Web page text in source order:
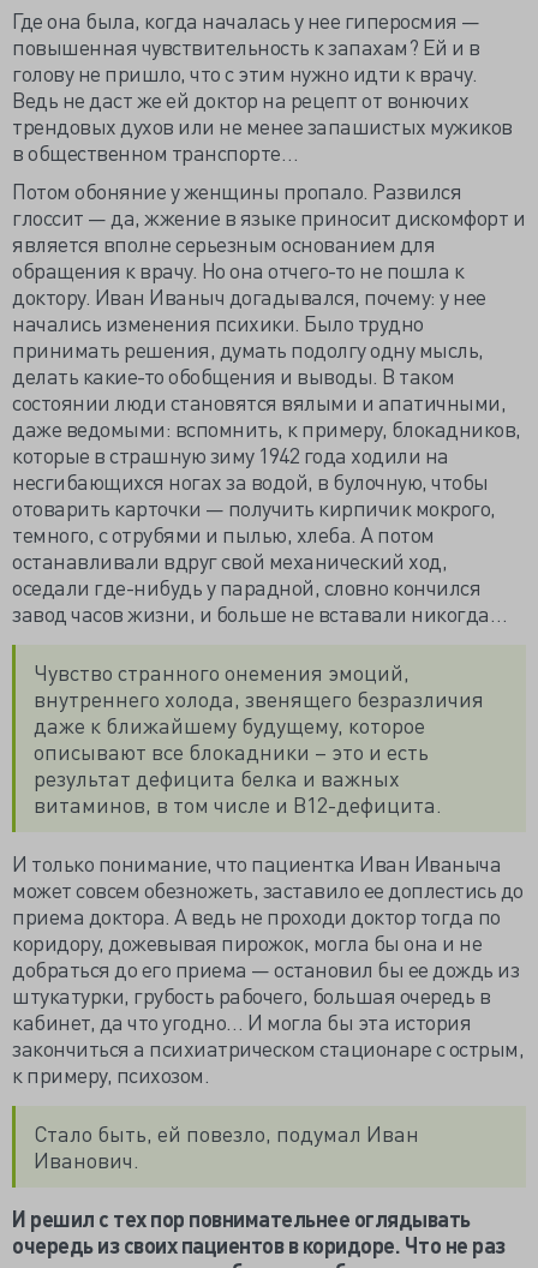
Где она была, когда началась у нее гиперосмия —
повышенная чувствительность к запахам? Ей и в
голову не пришло, что с этим нужно идти к врачу.
Ведь не даст же ей доктор на рецепт от вонючих
трендовых духов или не менее запашистых мужиков
в общественном транспорте…
Потом обоняние у женщины пропало. Развился
глоссит — да, жжение в языке приносит дискомфорт и
является вполне серьезным основанием для
обращения к врачу. Но она отчего-то не пошла к
доктору. Иван Иваныч догадывался, почему: у нее
начались изменения психики. Было трудно
принимать решения, думать подолгу одну мысль,
делать какие-то обобщения и выводы. В таком
состоянии люди становятся вялыми и апатичными,
даже ведомыми: вспомнить, к примеру, блокадников,
которые в страшную зиму 1942 года ходили на
несгибающихся ногах за водой, в булочную, чтобы
отоварить карточки — получить кирпичик мокрого,
темного, с отрубями и пылью, хлеба. А потом
останавливали вдруг свой механический ход,
оседали где-нибудь у парадной, словно кончился
завод часов жизни, и больше не вставали никогда…
Чувство странного онемения эмоций,
внутреннего холода, звенящего безразличия
даже к ближайшему будущему, которое
описывают все блокадники – это и есть
результат дефицита белка и важных
витаминов, в том числе и В12-дефицита.
И только понимание, что пациентка Иван Иваныча
может совсем обезножеть, заставило ее доплестись до
приема доктора. А ведь не проходи доктор тогда по
коридору, дожевывая пирожок, могла бы она и не
добраться до его приема — остановил бы ее дождь из
штукатурки, грубость рабочего, большая очередь в
кабинет, да что угодно… И могла бы эта история
закончиться а психиатрическом стационаре с острым,
к примеру, психозом.
Стало быть, ей повезло, подумал Иван
Иванович.
И решил с тех пор повнимательнее оглядывать
очередь из своих пациентов в коридоре. Что не раз